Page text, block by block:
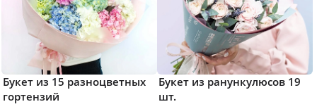
Букет из 15 разноцветных
гортензий
Букет из ранункулюсов 19
шт.